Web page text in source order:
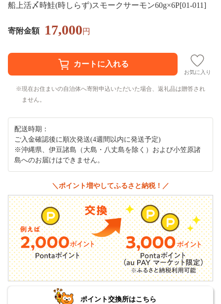
船上活〆時鮭(時しらず)スモークサーモン60g×6P[01-011]
寄附金額 17,000円
お気に入り
現在お住まいの自治体へ寄附申込いただいた場合、返礼品は贈答され
ません。
配送時期：
ご入金確認後に順次発送(4週間以内に発送予定)
※沖縄県、伊豆諸島（大島・八丈島を除く）および小笠原諸
島へのお届けはできません。
＼ポイント増やしてふるさと納税！／
ポイント交換所はこちら